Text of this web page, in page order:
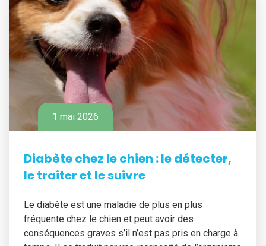
1 mai 2026
Diabète chez le chien : le détecter,
le traiter et le suivre
Le diabète est une maladie de plus en plus
fréquente chez le chien et peut avoir des
conséquences graves s’il n’est pas pris en charge à